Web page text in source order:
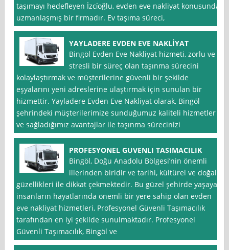
taşımayı hedefleyen İzci̇oğlu, evden eve nakliyat konusunda
uzmanlaşmış bir firmadır. Ev taşıma süreci,
YAYLADERE EVDEN EVE NAKLİYAT
Bingöl Evden Eve Nakliyat hizmeti, zorlu ve
stresli bir süreç olan taşınma sürecini
kolaylaştırmak ve müşterilerine güvenli bir şekilde
eşyalarını yeni adreslerine ulaştırmak için sunulan bir
hizmettir. Yayladere Evden Eve Nakliyat olarak, Bingöl
şehrindeki müşterilerimize sunduğumuz kaliteli hizmetler
ve sağladığımız avantajlar ile taşınma sürecinizi
PROFESYONEL GUVENLI TASIMACILIK
Bingöl, Doğu Anadolu Bölgesi’nin önemli
illerinden biridir ve tarihi, kültürel ve doğal
güzellikleri ile dikkat çekmektedir. Bu güzel şehirde yaşayan
insanların hayatlarında önemli bir yere sahip olan evden
eve nakliyat hizmetleri, Profesyonel Güvenli Taşımacılık
tarafından en iyi şekilde sunulmaktadır. Profesyonel
Güvenli Taşımacılık, Bingöl ve